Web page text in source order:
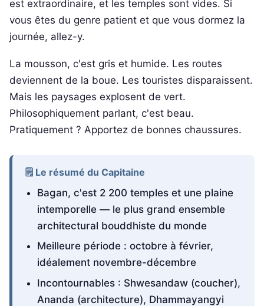
est extraordinaire, et les temples sont vides. Si
vous êtes du genre patient et que vous dormez la
journée, allez-y.
La mousson, c'est gris et humide. Les routes
deviennent de la boue. Les touristes disparaissent.
Mais les paysages explosent de vert.
Philosophiquement parlant, c'est beau.
Pratiquement ? Apportez de bonnes chaussures.
🗒️ Le résumé du Capitaine
Bagan, c'est 2 200 temples et une plaine
intemporelle — le plus grand ensemble
architectural bouddhiste du monde
Meilleure période : octobre à février,
idéalement novembre-décembre
Incontournables : Shwesandaw (coucher),
Ananda (architecture), Dhammayangyi